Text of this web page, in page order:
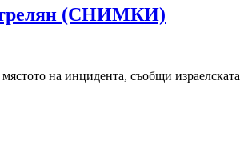
(СНИМКИ)
на инцидента, съобщи израелската